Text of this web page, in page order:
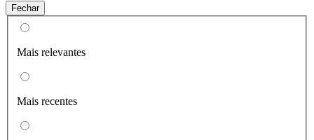
Fechar
Mais relevantes
Mais recentes